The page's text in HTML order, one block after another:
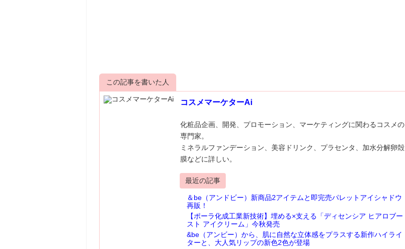
この記事を書いた人
コスメマーケターAi
化粧品企画、開発、プロモーション、マーケティングに関わるコスメの
専門家。
ミネラルファンデーション、美容ドリンク、プラセンタ、加水分解卵殻
膜などに詳しい。
最近の記事
＆be（アンドビー）新商品2アイテムと即完売パレットアイシャドウ
再販！
【ポーラ化成工業新技術】埋める×支える「ディセンシア ヒアロブー
スト アイクリーム」今秋発売
&be（アンビー）から、肌に自然な立体感をプラスする新作ハイライ
ターと、大人気リップの新色2色が登場